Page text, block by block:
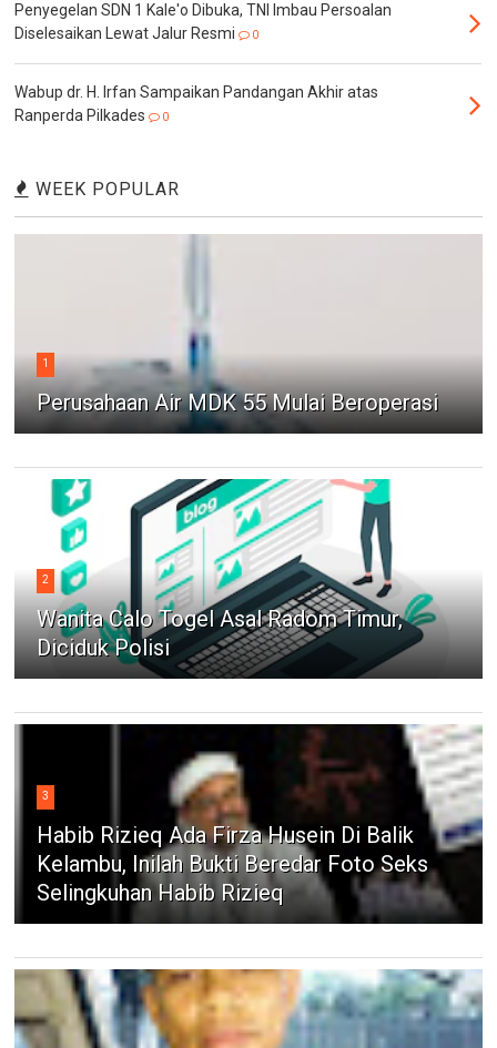
Penyegelan SDN 1 Kale'o Dibuka, TNI Imbau Persoalan
Diselesaikan Lewat Jalur Resmi
0
Wabup dr. H. Irfan Sampaikan Pandangan Akhir atas
Ranperda Pilkades
0
WEEK POPULAR
1
Perusahaan Air MDK 55 Mulai Beroperasi
2
Wanita Calo Togel Asal Radom Timur,
Diciduk Polisi
3
Habib Rizieq Ada Firza Husein Di Balik
Kelambu, Inilah Bukti Beredar Foto Seks
Selingkuhan Habib Rizieq